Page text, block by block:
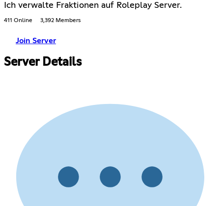
Ich verwalte Fraktionen auf Roleplay Server.
411 Online 3,392 Members
Join Server
Server Details